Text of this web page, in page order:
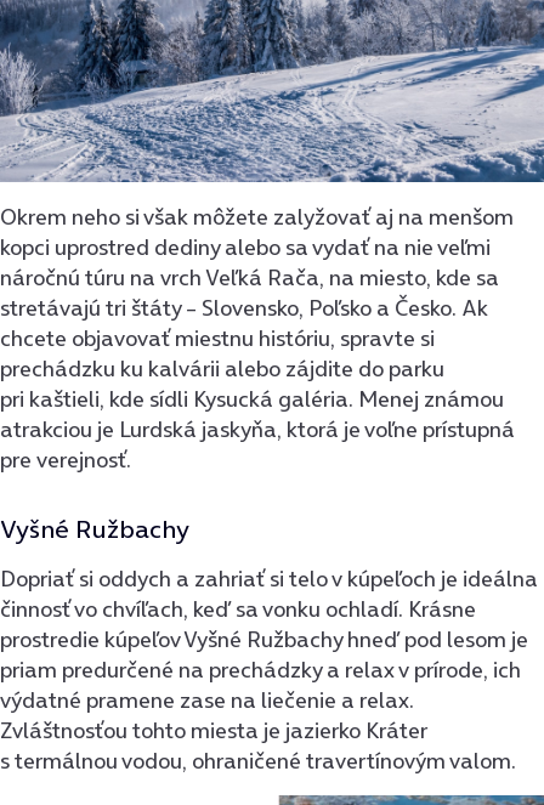
Okrem neho si však môžete zalyžovať aj na menšom
kopci uprostred dediny alebo sa vydať na nie veľmi
náročnú túru na vrch Veľká Rača, na miesto, kde sa
stretávajú tri štáty – Slovensko, Poľsko a Česko. Ak
chcete objavovať miestnu históriu, spravte si
prechádzku ku kalvárii alebo zájdite do parku
pri kaštieli, kde sídli Kysucká galéria. Menej známou
atrakciou je Lurdská jaskyňa, ktorá je voľne prístupná
pre verejnosť.
Vyšné Ružbachy
Dopriať si oddych a zahriať si telo v kúpeľoch je ideálna
činnosť vo chvíľach, keď sa vonku ochladí. Krásne
prostredie kúpeľov Vyšné Ružbachy hneď pod lesom je
priam predurčené na prechádzky a relax v prírode, ich
výdatné pramene zase na liečenie a relax.
Zvláštnosťou tohto miesta je jazierko Kráter
s termálnou vodou, ohraničené travertínovým valom.